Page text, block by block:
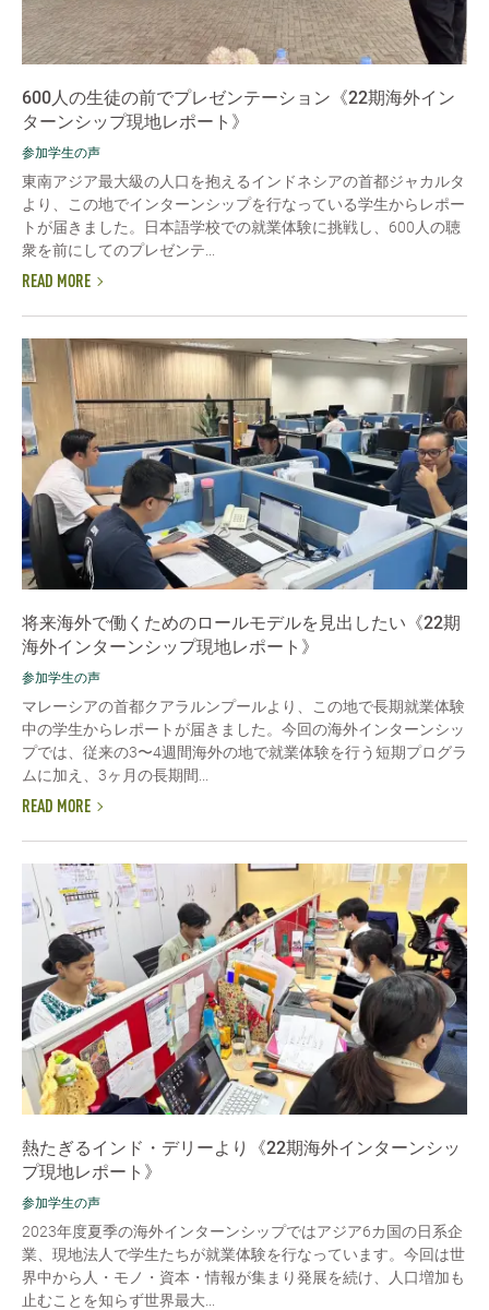
600人の生徒の前でプレゼンテーション《22期海外イン
ターンシップ現地レポート》
参加学生の声
東南アジア最大級の人口を抱えるインドネシアの首都ジャカルタ
より、この地でインターンシップを行なっている学生からレポー
トが届きました。日本語学校での就業体験に挑戦し、600人の聴
衆を前にしてのプレゼンテ...
READ MORE
将来海外で働くためのロールモデルを見出したい《22期
海外インターンシップ現地レポート》
参加学生の声
マレーシアの首都クアラルンプールより、この地で長期就業体験
中の学生からレポートが届きました。今回の海外インターンシッ
プでは、従来の3〜4週間海外の地で就業体験を行う短期プログラ
ムに加え、3ヶ月の長期間...
READ MORE
熱たぎるインド・デリーより《22期海外インターンシッ
プ現地レポート》
参加学生の声
2023年度夏季の海外インターンシップではアジア6カ国の日系企
業、現地法人で学生たちが就業体験を行なっています。今回は世
界中から人・モノ・資本・情報が集まり発展を続け、人口増加も
止むことを知らず世界最大...